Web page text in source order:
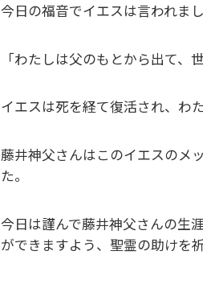
今日の福音でイエスは言われまし
「わたしは父のもとから出て、
イエスは死を経て復活され、わ
藤井神父さんはこのイエスのメ
た。
今日は謹んで藤井神父さんの生
ができますよう、聖霊の助けを